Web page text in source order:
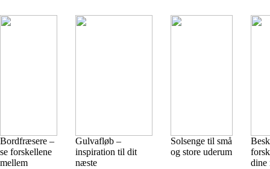
Bordfræsere –
se forskellene
mellem
Gulvafløb –
inspiration til dit
næste
Solsenge til små
og store uderum
dine